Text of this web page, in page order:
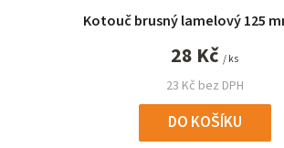
Kotouč brusný lamelový 125
23 Kč bez DPH
28 Kč / ks
DO KOŠÍKU